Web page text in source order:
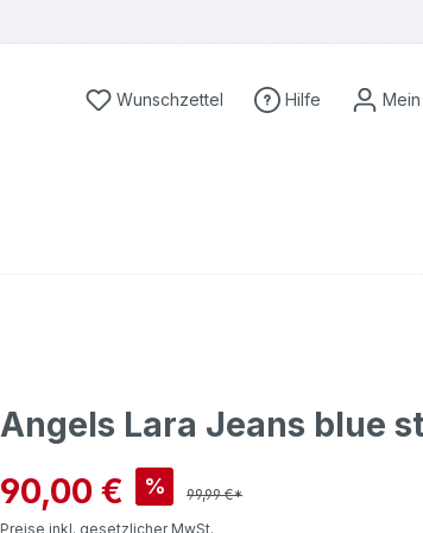
Du hast 0 Produkte auf dem
Wunschzettel Hilfe
Angels Lara Jeans blue
Verkaufspreis:
90,00 € %
99,99 €*
Preise inkl. gesetzlicher MwSt.